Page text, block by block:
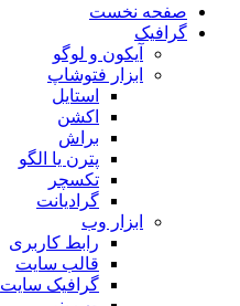
صفحه نخست
گرافیک
آیکون و لوگو
ابزار فتوشاپ
استایل
اکشن
براش
پترن یا الگو
تکسچر
گرادیانت
ابزار وب
رابط کاربری
قالب سایت
گرافیک سایت